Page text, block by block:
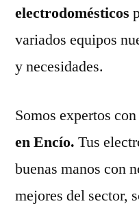
electrodomésticos
variados equipos
y necesidades.
Somos expertos con
en Encío. Tus
buenas manos con
mejores del sector,